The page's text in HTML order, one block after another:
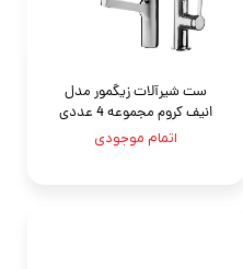
ست شیرآلات زیگمور مدل
انیف کروم مجموعه 4 عددی
اتمام موجودی